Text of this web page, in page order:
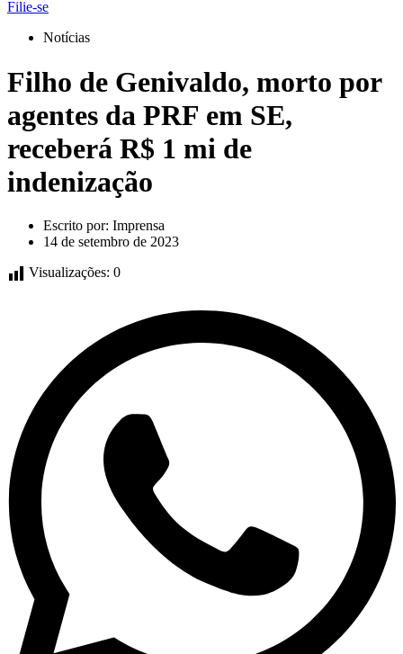
Filie-se
Notícias
Filho de Genivaldo, morto por
agentes da PRF em SE,
receberá R$ 1 mi de
indenização
Escrito por: Imprensa
14 de setembro de 2023
Visualizações: 0